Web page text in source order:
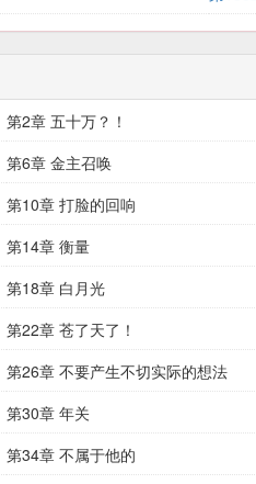
第2章 五十万？！
第6章 金主召唤
第10章 打脸的回响
第14章 衡量
第18章 白月光
第22章 苍了天了！
第26章 不要产生不切实际的想法
第30章 年关
第34章 不属于他的